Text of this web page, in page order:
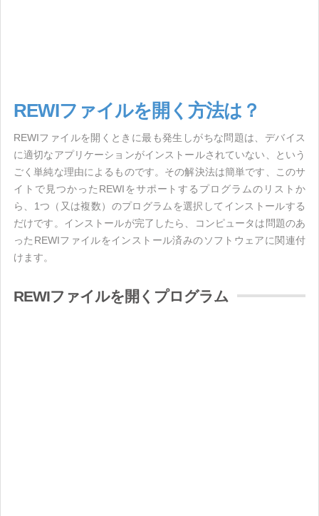
REWIファイルを開く方法は？
REWIファイルを開くときに最も発生しがちな問題は、デバイス
に適切なアプリケーションがインストールされていない、という
ごく単純な理由によるものです。その解決法は簡単です、このサ
イトで見つかったREWIをサポートするプログラムのリストか
ら、1つ（又は複数）のプログラムを選択してインストールする
だけです。インストールが完了したら、コンピュータは問題のあ
ったREWIファイルをインストール済みのソフトウェアに関連付
けます。
REWIファイルを開くプログラム